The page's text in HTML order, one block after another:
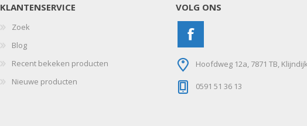
KLANTENSERVICE
Zoek
Blog
Recent bekeken producten
Nieuwe producten
VOLG ONS
Hoofdweg 12a, 7871 TB,
0591 51 36 13